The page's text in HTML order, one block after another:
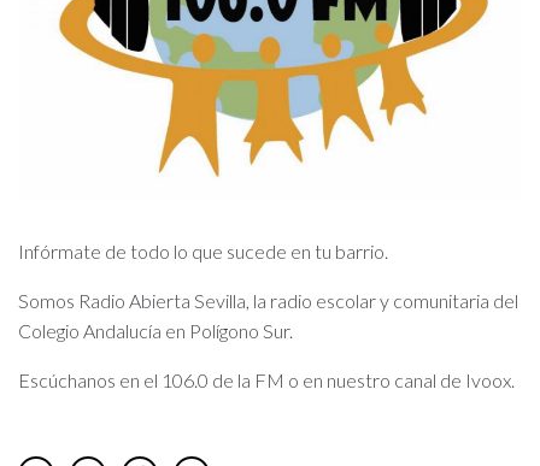
Infórmate de todo lo que sucede en tu barrio.
Somos Radio Abierta Sevilla, la radio escolar y comunitaria del
Colegio Andalucía en Polígono Sur.
Escúchanos en el 106.0 de la FM o en nuestro canal de Ivoox.